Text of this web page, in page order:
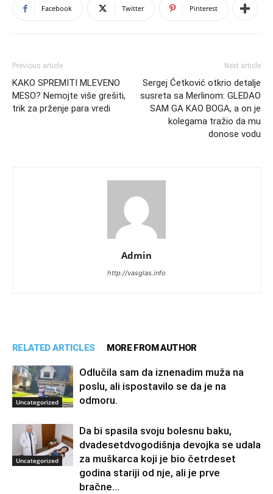
Facebook Twitter Pinterest
Previous article
KAKO SPREMITI MLEVENO
MESO? Nemojte više grešiti,
trik za prženje para vredi
Next article
Sergej Ćetković otkrio detalje
susreta sa Merlinom: GLEDAO
SAM GA KAO BOGA, a on je
kolegama tražio da mu
donose vodu
Admin
http://vasglas.info
RELATED ARTICLES MORE FROM AUTHOR
Uncategorized
Odlučila sam da iznenadim muža na
poslu, ali ispostavilo se da je na
odmoru.
Uncategorized
Da bi spasila svoju bolesnu baku,
dvadesetdvogodišnja devojka se udala
za muškarca koji je bio četrdeset
godina stariji od nje, ali je prve
bračne...